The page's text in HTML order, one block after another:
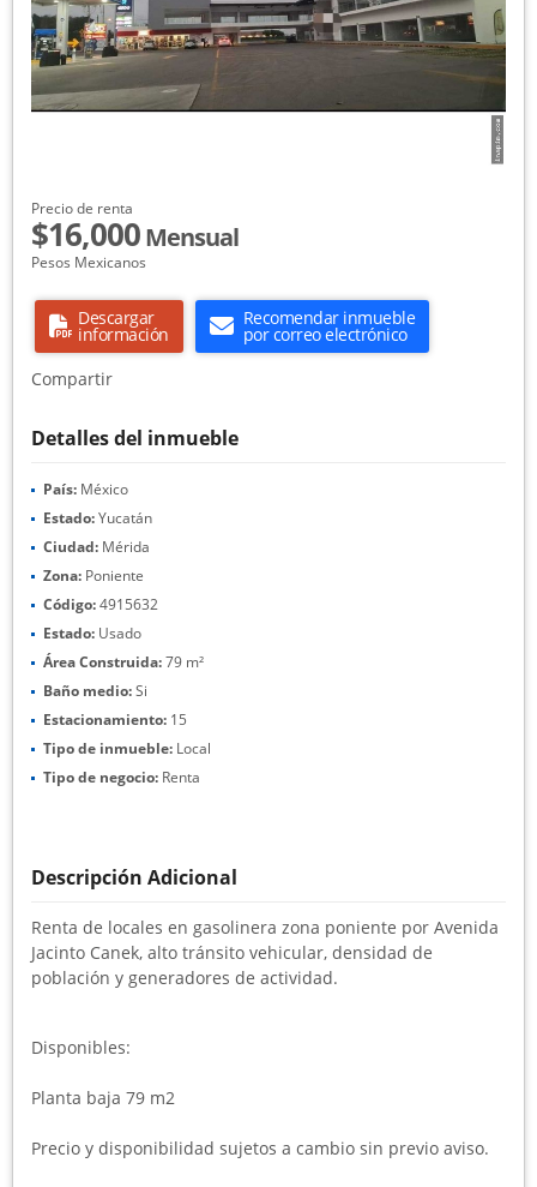
Precio de renta
$16,000Mensual
Pesos Mexicanos
Descargar
información
Recomendar inmueble
por correo electrónico
Compartir
Detalles del inmueble
País: México
Estado:Yucatán
Ciudad: Mérida
Zona: Poniente
Código:4915632
Estado: Usado
Área Construida:79 m²
Baño medio:Si
Estacionamiento: 15
Tipo de inmueble: Local
Tipo de negocio: Renta
Descripción Adicional
Renta de locales en gasolinera zona poniente por Avenida
Jacinto Canek, alto tránsito vehicular, densidad de
población y generadores de actividad.
Disponibles:
Planta baja 79 m2
Precio y disponibilidad sujetos a cambio sin previo aviso.